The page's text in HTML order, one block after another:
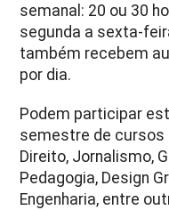
semanal: 20 ou 30
segunda a sexta-
também recebem
por dia.
Podem participar
semestre de cursos
Direito, Jornalismo,
Pedagogia, Design
Engenharia, entre